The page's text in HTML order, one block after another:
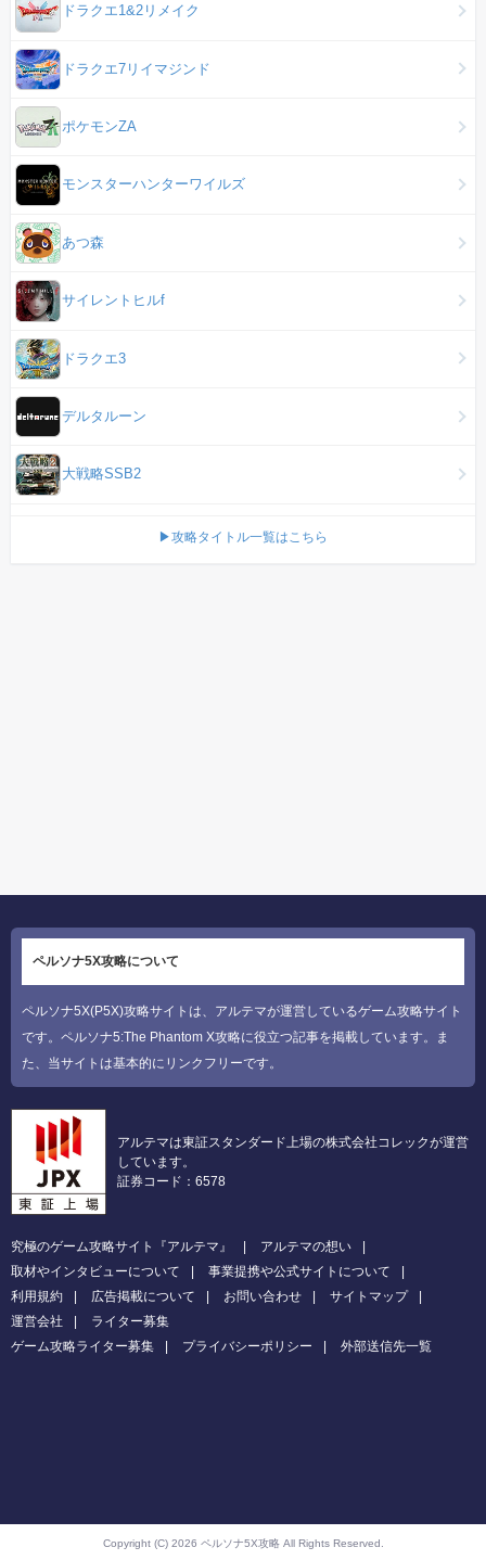
ドラクエ1&2リメイク
ドラクエ7リイマジンド
ポケモンZA
モンスターハンターワイルズ
あつ森
サイレントヒルf
ドラクエ3
デルタルーン
大戦略SSB2
▶攻略タイトル一覧はこちら
ペルソナ5X攻略について
ペルソナ5X(P5X)攻略サイトは、アルテマが運営しているゲーム攻略サイト
です。ペルソナ5:The Phantom X攻略に役立つ記事を掲載しています。ま
た、当サイトは基本的にリンクフリーです。
アルテマは東証スタンダード上場の株式会社コレックが運営
しています。
証券コード：6578
究極のゲーム攻略サイト『アルテマ』
アルテマの想い
取材やインタビューについて
事業提携や公式サイトについて
利用規約
広告掲載について お問い合わせ
サイトマップ
運営会社
ライター募集
ゲーム攻略ライター募集
プライバシーポリシー 外部送信先一覧
Copyright (C) 2026 ペルソナ5X攻略 All Rights Reserved.